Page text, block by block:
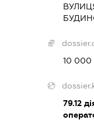
10 000
79.12